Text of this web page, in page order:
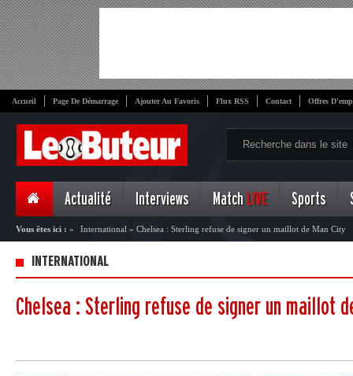
Accueil Page De Démarrage Ajouter Au Favoris Flux RSS Contact Offres
Actualité Interviews Match LIVE Sports
Vous êtes ici : » International » Chelsea : Sterling refuse de signer un maillot de Man City
INTERNATIONAL
Chelsea : Sterling refuse de signer un maillot